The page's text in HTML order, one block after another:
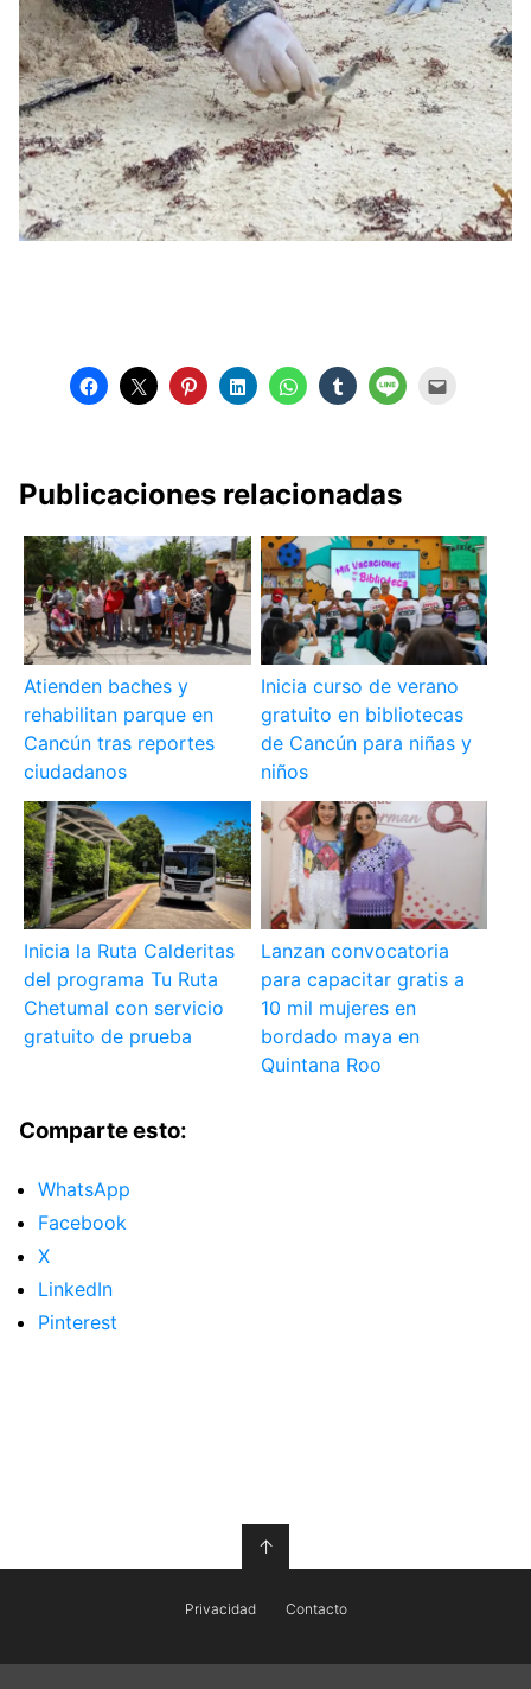
Publicaciones relacionadas
Atienden baches y
rehabilitan parque en
Cancún tras reportes
ciudadanos
Inicia curso de verano
gratuito en bibliotecas
de Cancún para niñas y
niños
Inicia la Ruta Calderitas
del programa Tu Ruta
Chetumal con servicio
gratuito de prueba
Lanzan convocatoria
para capacitar gratis a
10 mil mujeres en
bordado maya en
Quintana Roo
Comparte esto:
WhatsApp
Facebook
X
LinkedIn
Pinterest
↑
Privacidad Contacto